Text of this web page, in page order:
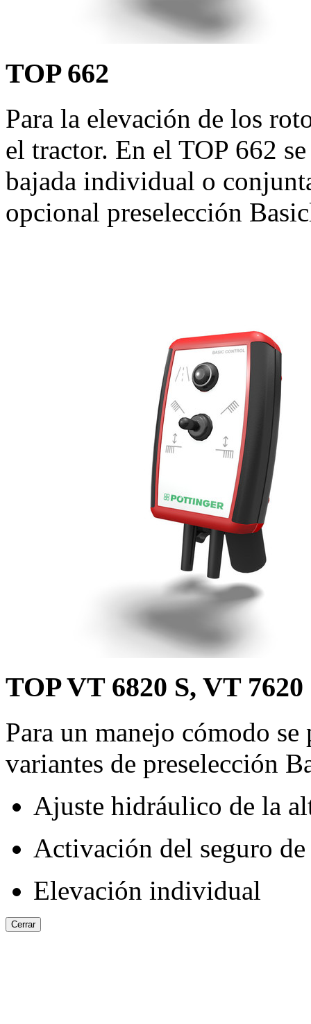
TOP 662
Para la elevación de los
el tractor. En el TOP 662
bajada individual o
opcional preselección
TOP VT 6820 S, VT 7620
Para un manejo cómodo
variantes de preselección
Ajuste hidráulico de la
Activación del seguro
Elevación individual
Cerrar